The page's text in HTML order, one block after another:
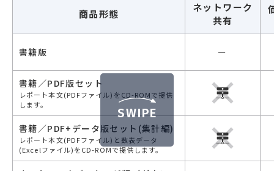
商品形態
ネットワーク
共有
書籍版 ー
書籍／PDF版セット
レポート本文(PDFファイル)をCD-ROMで提供
します。
書籍／PDF+データ版セット(集計編)
レポート本文(PDFファイル)と数表データ
(Excelファイル)をCD-ROMで提供します。
SWIPE